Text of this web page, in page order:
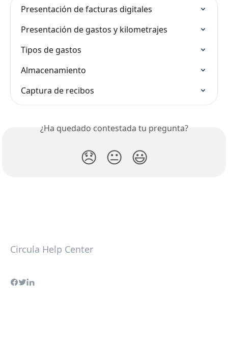
Presentación de facturas digitales
Presentación de gastos y kilometrajes
Tipos de gastos
Almacenamiento
Captura de recibos
¿Ha quedado contestada tu pregunta?
😞 😐 😃
Circula Help Center